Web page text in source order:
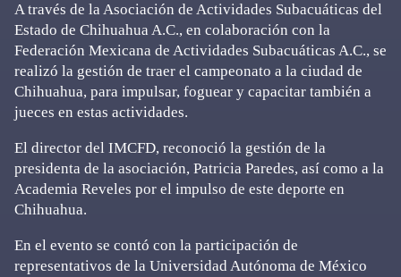
A través de la Asociación de Actividades Subacuáticas del
Estado de Chihuahua A.C., en colaboración con la
Federación Mexicana de Actividades Subacuáticas A.C., se
realizó la gestión de traer el campeonato a la ciudad de
Chihuahua, para impulsar, foguear y capacitar también a
jueces en estas actividades.
El director del IMCFD, reconoció la gestión de la
presidenta de la asociación, Patricia Paredes, así como a la
Academia Reveles por el impulso de este deporte en
Chihuahua.
En el evento se contó con la participación de
representativos de la Universidad Autónoma de México